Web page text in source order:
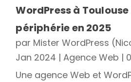
WordPress à Toulouse
périphérie en 2025
par Mister WordPress
Jan 2024 |Agence Web |
Une agence Web et